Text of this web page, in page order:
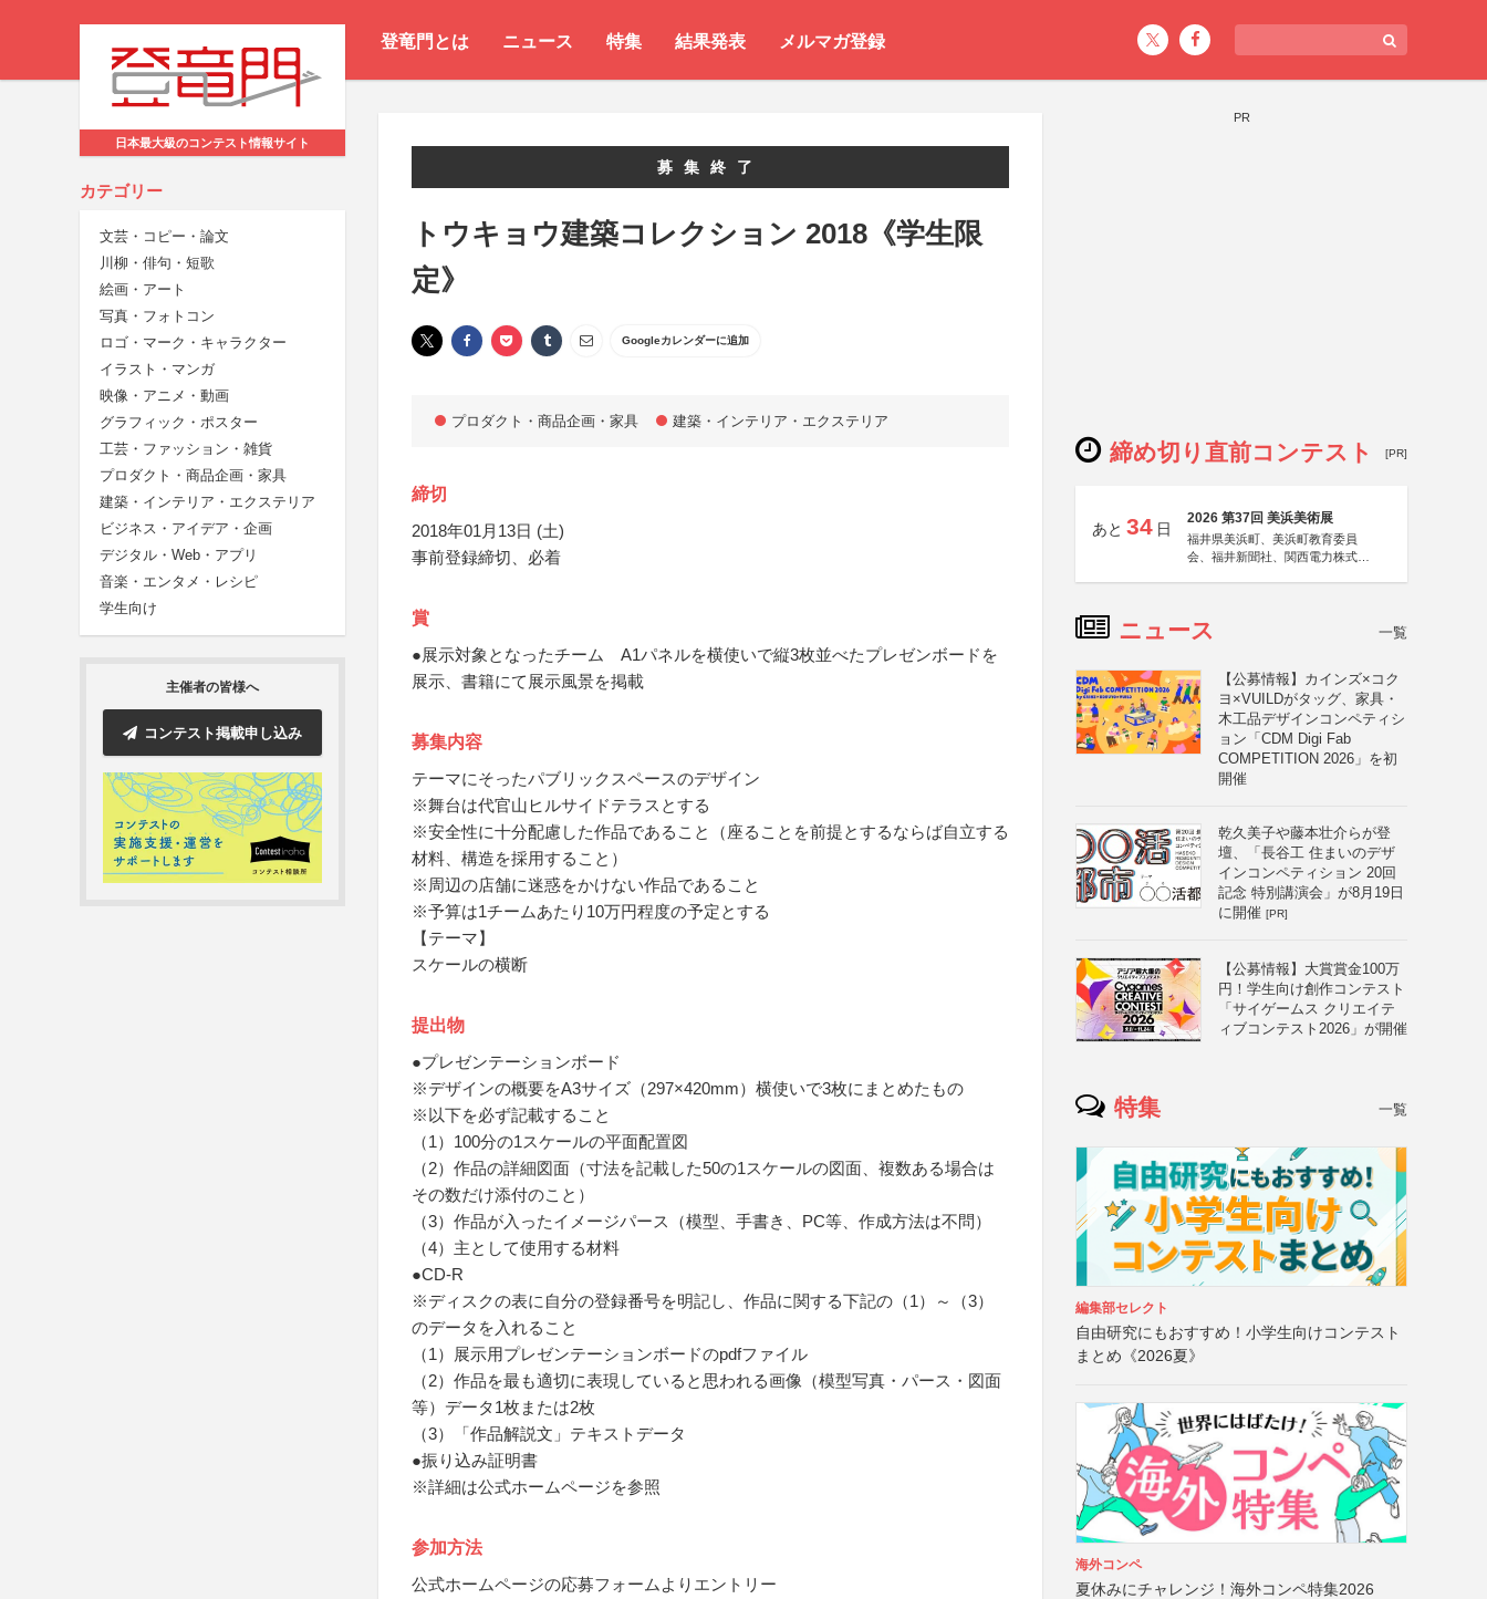
登竜門とは ニュース 特集 結果発表 メルマガ登録
日本最大級のコンテスト情報サイト
カテゴリー
文芸・コピー・論文
川柳・俳句・短歌
絵画・アート
写真・フォトコン
ロゴ・マーク・キャラクター
イラスト・マンガ
映像・アニメ・動画
グラフィック・ポスター
工芸・ファッション・雑貨
プロダクト・商品企画・家具
建築・インテリア・エクステリア
ビジネス・アイデア・企画
デジタル・Web・アプリ
音楽・エンタメ・レシピ
学生向け
主催者の皆様へ
コンテスト掲載申し込み
募集終了
トウキョウ建築コレクション 2018《学生限
定》
Googleカレンダーに追加
プロダクト・商品企画・家具 建築・インテリア・エクステリア
締切
2018年01月13日 (土)
事前登録締切、必着
賞
●展示対象となったチーム A1パネルを横使いで縦3枚並べたプレゼンボードを
展示、書籍にて展示風景を掲載
募集内容
テーマにそったパブリックスペースのデザイン
※舞台は代官山ヒルサイドテラスとする
※安全性に十分配慮した作品であること（座ることを前提とするならば自立する
材料、構造を採用すること）
※周辺の店舗に迷惑をかけない作品であること
※予算は1チームあたり10万円程度の予定とする
【テーマ】
スケールの横断
提出物
●プレゼンテーションボード
※デザインの概要をA3サイズ（297×420mm）横使いで3枚にまとめたもの
※以下を必ず記載すること
（1）100分の1スケールの平面配置図
（2）作品の詳細図面（寸法を記載した50の1スケールの図面、複数ある場合は
その数だけ添付のこと）
（3）作品が入ったイメージパース（模型、手書き、PC等、作成方法は不問）
（4）主として使用する材料
●CD-R
※ディスクの表に自分の登録番号を明記し、作品に関する下記の（1）～（3）
のデータを入れること
（1）展示用プレゼンテーションボードのpdfファイル
（2）作品を最も適切に表現していると思われる画像（模型写真・パース・図面
等）データ1枚または2枚
（3）「作品解説文」テキストデータ
●振り込み証明書
※詳細は公式ホームページを参照
参加方法
公式ホームページの応募フォームよりエントリー
PR
締め切り直前コンテスト [PR]
あと 34 日
2026 第37回 美浜美術展
福井県美浜町、美浜町教育委員
会、福井新聞社、関西電力株式会
ニュース 一覧
【公募情報】カインズ×コク
ヨ×VUILDがタッグ、家具・
木工品デザインコンペティシ
ョン「CDM Digi Fab
COMPETITION 2026」を初
開催
乾久美子や藤本壮介らが登
壇、「長谷工 住まいのデザ
インコンペティション 20回
記念 特別講演会」が8月19日
に開催 [PR]
【公募情報】大賞賞金100万
円！学生向け創作コンテスト
「サイゲームス クリエイテ
ィブコンテスト2026」が開催
特集 一覧
編集部セレクト
自由研究にもおすすめ！小学生向けコンテスト
まとめ《2026夏》
海外コンペ
夏休みにチャレンジ！海外コンペ特集2026